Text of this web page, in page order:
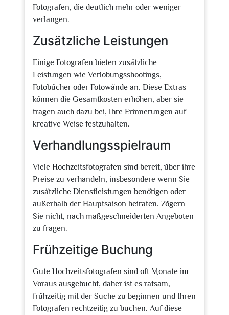
Fotografen, die deutlich mehr oder weniger
verlangen.
Zusätzliche Leistungen
Einige Fotografen bieten zusätzliche
Leistungen wie Verlobungsshootings,
Fotobücher oder Fotowände an. Diese Extras
können die Gesamtkosten erhöhen, aber sie
tragen auch dazu bei, Ihre Erinnerungen auf
kreative Weise festzuhalten.
Verhandlungsspielraum
Viele Hochzeitsfotografen sind bereit, über ihre
Preise zu verhandeln, insbesondere wenn Sie
zusätzliche Dienstleistungen benötigen oder
außerhalb der Hauptsaison heiraten. Zögern
Sie nicht, nach maßgeschneiderten Angeboten
zu fragen.
Frühzeitige Buchung
Gute Hochzeitsfotografen sind oft Monate im
Voraus ausgebucht, daher ist es ratsam,
frühzeitig mit der Suche zu beginnen und Ihren
Fotografen rechtzeitig zu buchen. Auf diese